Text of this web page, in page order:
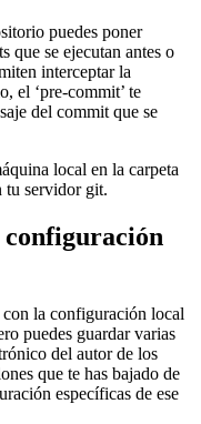
puedes poner
que se ejecutan antes o
interceptar la
el ‘pre-commit’ te
del commit que se
local en la carpeta
tu servidor git.
configuración
la configuración local
puedes guardar varias
del autor de los
que te has bajado de
específicas de ese